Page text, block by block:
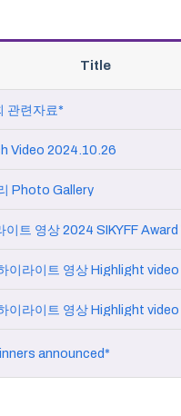
Title
관련자료*
Video 2024.10.26
Photo Gallery
이트 영상 2024 SIKYFF
announced*